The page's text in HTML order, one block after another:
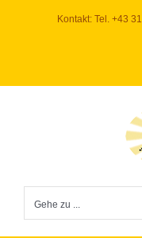
Kontakt: Tel. +43
Gehe zu ...